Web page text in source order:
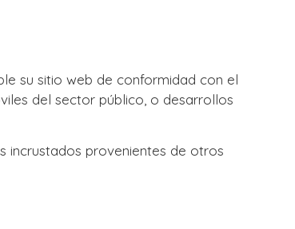
su sitio web de conformidad con el
del sector público, o desarrollos
incrustados provenientes de otros